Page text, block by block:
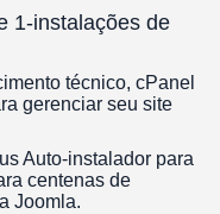
1-instalações de
técnico, cPanel
gerenciar seu site
Auto-instalador para
centenas de
Joomla.